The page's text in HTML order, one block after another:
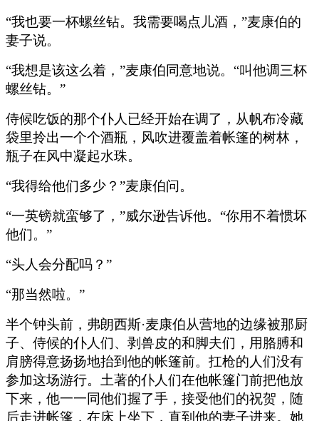
“我也要一杯螺丝钻。我需要喝点儿酒，”麦康伯的
妻子说。
“我想是该这么着，”麦康伯同意地说。“叫他调三杯
螺丝钻。”
侍候吃饭的那个仆人已经开始在调了，从帆布冷藏
袋里拎出一个个酒瓶，风吹进覆盖着帐篷的树林，
瓶子在风中凝起水珠。
“我得给他们多少？”麦康伯问。
“一英镑就蛮够了，”威尔逊告诉他。“你用不着惯坏
他们。”
“头人会分配吗？”
“那当然啦。”
半个钟头前，弗朗西斯·麦康伯从营地的边缘被那厨
子、侍候的仆人们、剥兽皮的和脚夫们，用胳膊和
肩膀得意扬扬地抬到他的帐篷前。扛枪的人们没有
参加这场游行。土著的仆人们在他帐篷门前把他放
下来，他一一同他们握了手，接受他们的祝贺，随
后走进帐篷，在床上坐下，直到他的妻子进来。她